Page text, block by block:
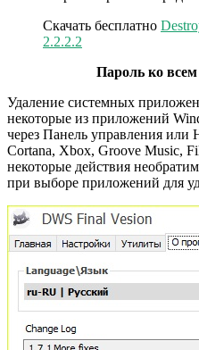
Скачать бесплатно
2.2.2.2
Пароль ко
Удаление системных
некоторые из приложений
через Панель управления
Cortana, Xbox, Groove Music,
некоторые действия
при выборе приложений для